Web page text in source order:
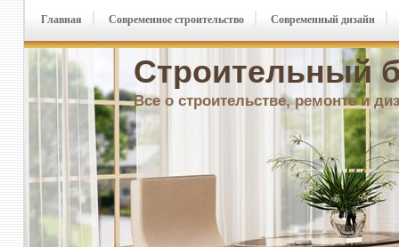
Строительный
Все о строительстве, ремонте и
Главная Современное строительство Современный дизайн